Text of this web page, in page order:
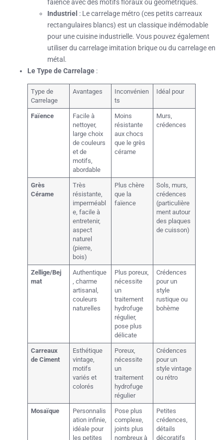
faïence avec des motifs floraux ou géométriques.
Industriel : Le carrelage métro (ces petits carreaux
rectangulaires blancs) est un classique indémodable
pour une cuisine industrielle. Vous pouvez également
utiliser du carrelage imitation brique ou du carrelage en
métal.
Le Type de Carrelage :
Type de
Carrelage
Avantages
Inconvénien
ts
Idéal pour
Faïence
Facile à
nettoyer,
large choix
de couleurs
et de
motifs,
abordable
Moins
résistante
aux chocs
que le grès
cérame
Murs,
crédences
Grès
Cérame
Très
résistante,
imperméabl
e, facile à
entretenir,
aspect
naturel
(pierre,
bois)
Plus chère
que la
faïence
Sols, murs,
crédences
(particulière
ment autour
des plaques
de cuisson)
Zellige/Bej
mat
Authentique
, charme
artisanal,
couleurs
naturelles
Plus poreux,
nécessite
un
traitement
hydrofuge
régulier,
pose plus
délicate
Crédences
pour un
style
rustique ou
bohème
Carreaux
de Ciment
Esthétique
vintage,
motifs
variés et
colorés
Poreux,
nécessite
un
traitement
hydrofuge
régulier
Crédences
pour un
style vintage
ou rétro
Mosaïque
Personnalis
ation infinie,
idéale pour
les petites
Pose plus
complexe,
joints plus
nombreux à
Petites
crédences,
détails
décoratifs